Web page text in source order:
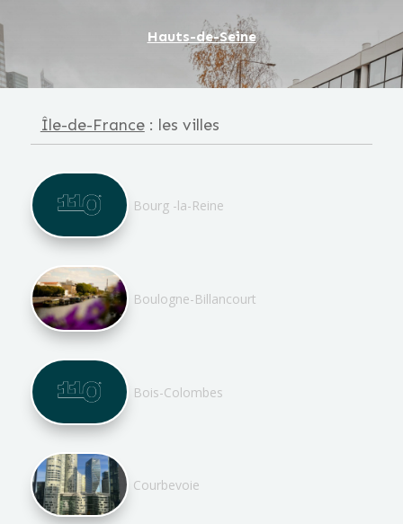
Hauts-de-Seine
Île-de-France: les villes
Bourg -la-Reine
Boulogne-Billancourt
Bois-Colombes
Courbevoie